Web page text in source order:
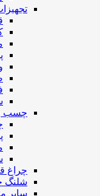
چسب و
چراغ
شلنگ
سایر